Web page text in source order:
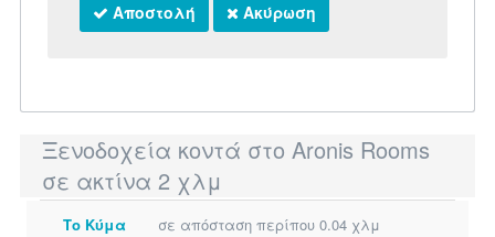
Αποστολή Ακύρωση
Ξενοδοχεία κοντά στο Aronis Rooms
σε ακτίνα 2 χλμ
Το Κύμα
σε απόσταση περίπου 0.04 χλμ